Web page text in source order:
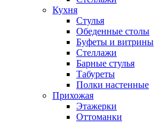
Кухня
Стулья
Обеденные столы
Буфеты и витрины
Стеллажи
Барные стулья
Табуреты
Полки настенные
Прихожая
Этажерки
Оттоманки